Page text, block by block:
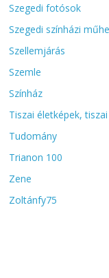
Szegedi fotósok
Szegedi színházi
Szellemjárás
Szemle
Színház
Tiszai életképek,
Tudomány
Trianon 100
Zene
Zoltánfy75